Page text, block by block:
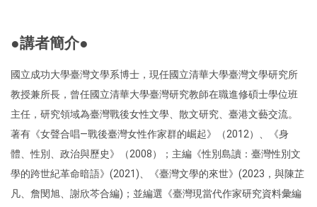
●講者簡介●
國立成功大學臺灣文學系博士，現任國立清華大學臺灣文學研究所
教授兼所長，曾任國立清華大學臺灣研究教師在職進修碩士學位班
主任，研究領域為臺灣戰後女性文學、散文研究、臺港文藝交流。
著有《女聲合唱—戰後臺灣女性作家群的崛起》（2012）、《身
體、性別、政治與歷史》（2008）；主編《性別島讀：臺灣性別文
學的跨世紀革命暗語》(2021)、《臺灣文學的來世》(2023，與陳芷
凡、詹閔旭、謝欣芩合編)；並編選《臺灣現當代作家研究資料彙編